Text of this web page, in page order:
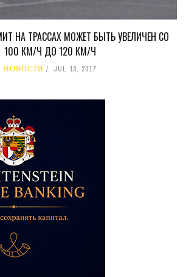
НА ТРАССАХ МОЖЕТ БЫТЬ УВЕЛИЧЕН СО
100 КМ/Ч ДО 120 КМ/Ч
НОВОСТИ JUL 13, 2017